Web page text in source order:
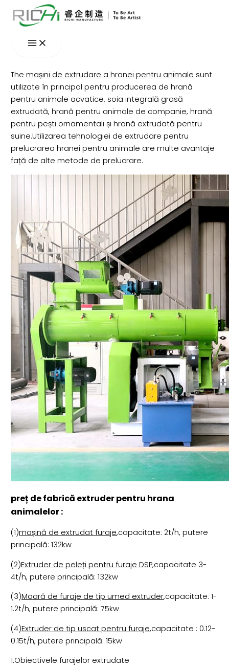
Skip
The mașini de extrudare a hranei pentru animale sunt
utilizate în principal pentru producerea de hrană
pentru animale acvatice, soia integrală grasă
extrudată, hrană pentru animale de companie, hrană
pentru pești ornamentali și hrană extrudată pentru
suine.Utilizarea tehnologiei de extrudare pentru
prelucrarea hranei pentru animale are multe avantaje
față de alte metode de prelucrare.
preț de fabrică extruder pentru hrana
animalelor :
(1)mașină de extrudat furaje,capacitate: 2t/h, putere
principală: 132kw
(2)Extruder de peleți pentru furaje DSP,capacitate 3-
4t/h, putere principală: 132kw
(3)Moară de furaje de tip umed extruder,capacitate: 1-
1.2t/h, putere principală: 75kw
(4)Extruder de tip uscat pentru furaje,capacitate : 0.12-
0.15t/h, putere principală: 15kw
1.Obiectivele furajelor extrudate